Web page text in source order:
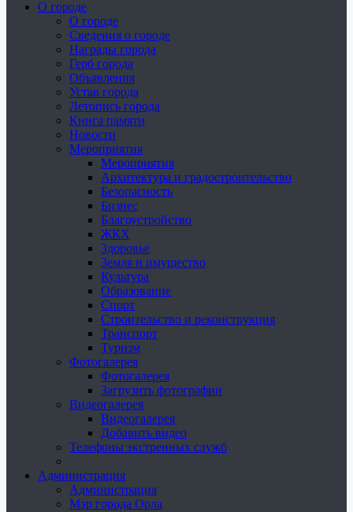
О городе
О городе
Сведения о городе
Награды города
Герб города
Объявления
Устав города
Летопись города
Книга памяти
Новости
Мероприятия
Мероприятия
Архитектура и градостроительство
Безопасность
Бизнес
Благоустройство
ЖКХ
Здоровье
Земля и имущество
Культура
Образование
Спорт
Строительство и реконструкция
Транспорт
Туризм
Фотогалерея
Фотогалерея
Загрузить фотографии
Видеогалерея
Видеогалерея
Добавить видео
Телефоны экстренных служб
Администрация
Администрация
Мэр города Орла